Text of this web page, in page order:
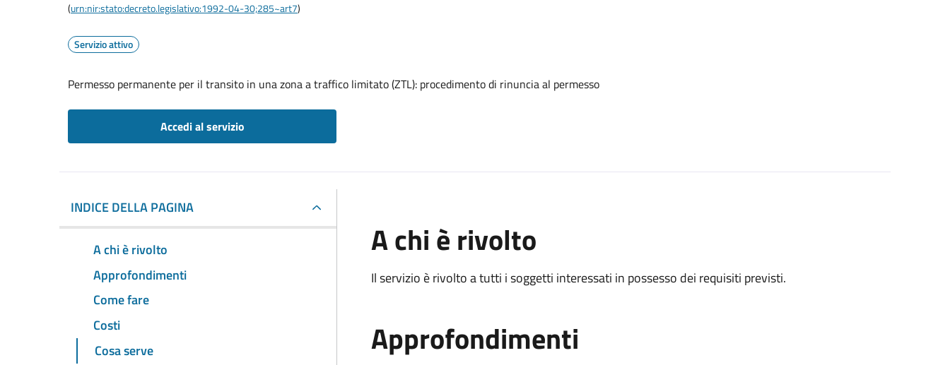
(urn:nir:stato:decreto.legislativo:1992-04-30;285~art7)
Servizio attivo
Permesso permanente per il transito in una zona a traffico limitato (ZTL): procedimento di rinuncia al permesso
Accedi al servizio
INDICE DELLA PAGINA
A chi è rivolto
Approfondimenti
Come fare
Costi
Cosa serve
A chi è rivolto
Il servizio è rivolto a tutti i soggetti interessati in possesso dei requisiti previsti.
Approfondimenti